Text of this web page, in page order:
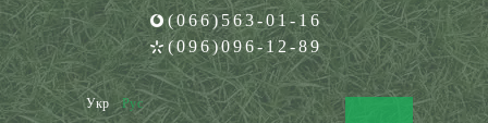
(066)563-01-16
(096)096-12-89
Укр Рус